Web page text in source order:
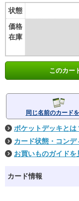
状態
価格
在庫
このカー
同じ名前のカード
ポケットデッキとは
カード状態・コンデ
お買いものガイドを
カード情報